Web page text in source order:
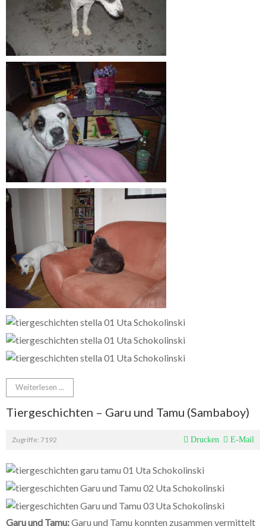
Weiterlesen ...
Tiergeschichten – Garu und Tamu (Sambaboy)
Zugriffe: 7192 Drucken E-Mail
Garu und Tamu:Garu und Tamu konnten zusammen vermittelt